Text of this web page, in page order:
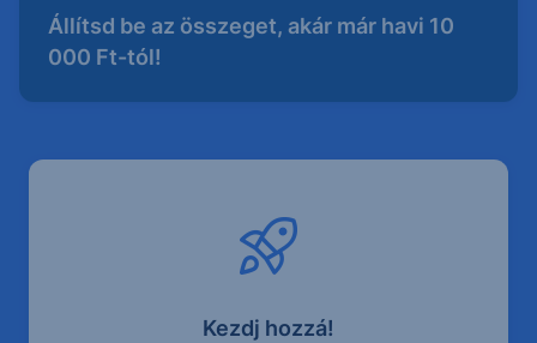
Állítsd be az összeget, akár már havi 10
000 Ft-tól!
Kezdj hozzá!